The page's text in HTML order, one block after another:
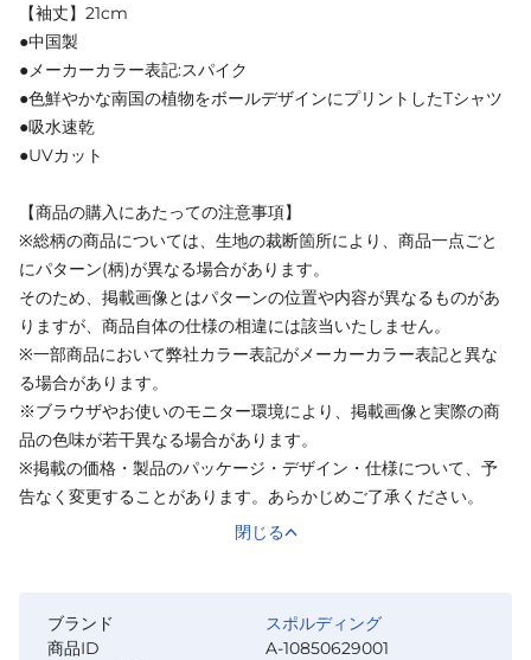
【袖丈】21cm
●中国製
●メーカーカラー表記:スパイク
●色鮮やかな南国の植物をボールデザインにプリントしたTシャツ
●吸水速乾
●UVカット
【商品の購入にあたっての注意事項】
※総柄の商品については、生地の裁断箇所により、商品一点ごと
にパターン(柄)が異なる場合があります。
そのため、掲載画像とはパターンの位置や内容が異なるものがあ
りますが、商品自体の仕様の相違には該当いたしません。
※一部商品において弊社カラー表記がメーカーカラー表記と異な
る場合があります。
※ブラウザやお使いのモニター環境により、掲載画像と実際の商
品の色味が若干異なる場合があります。
※掲載の価格・製品のパッケージ・デザイン・仕様について、予
告なく変更することがあります。あらかじめご了承ください。
閉じる
ブランド
スポルディング
商品ID
A-10850629001